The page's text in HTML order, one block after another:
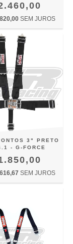
SEM JUROS
3" PRETO
- G-FORCE
SEM JUROS